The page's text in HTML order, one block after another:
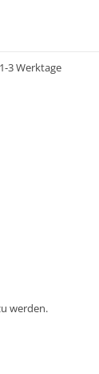
3 Werktage
werden.